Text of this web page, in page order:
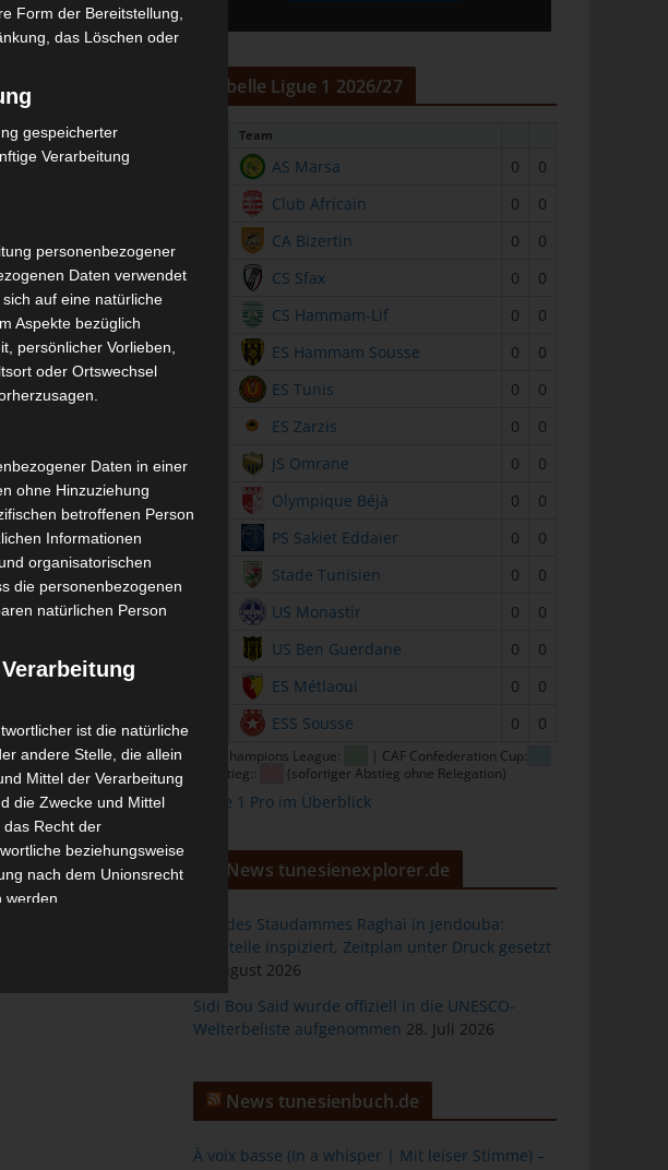
Tabelle Ligue 1 2026/27
Team
AS Marsa 0
0
Club Africain 0
0
CA Bizertin 0
0
CS Sfax 0
0
CS Hammam-Lif 0
0
ES Hammam Sousse 0
0
ES Tunis 0
0
ES Zarzis 0
0
JS Omrane 0
0
Olympique Béjà 0
0
PS Sakiet Eddaïer 0
0
Stade Tunisien 0
0
US Monastir 0
0
US Ben Guerdane 0
0
ES Métlaoui 0
0
ESS Sousse 0 0
CAF Champions League:
| CAF Confederation Cup:
| Abstieg::
(sofortiger Abstieg ohne Relegation)
Ligue 1 Pro im Überblick
News tunesienexplorer.de
Bau des Staudammes Raghai in Jendouba:
Baustelle inspiziert, Zeitplan unter Druck gesetzt
2. August 2026
Sidi Bou Said wurde offiziell in die UNESCO-
Welterbeliste aufgenommen 28. Juli 2026
News tunesienbuch.de
À voix basse (In a whisper | Mit leiser Stimme) –
Form der Bereitstellung,
das Löschen oder
gespeicherter
Verarbeitung
personenbezogener
Daten verwendet
auf eine natürliche
Aspekte bezüglich
persönlicher Vorlieben,
oder Ortswechsel
Daten in einer
ohne Hinzuziehung
betroffenen Person
Informationen
organisatorischen
die personenbezogenen
natürlichen Person
ist die natürliche
andere Stelle, die allein
Mittel der Verarbeitung
die Zwecke und Mittel
Recht der
beziehungsweise
nach dem Unionsrecht
Person, Behörde,